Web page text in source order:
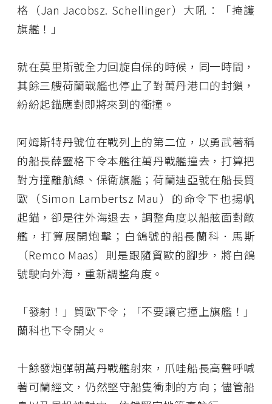
格（Jan Jacobsz. Schellinger）大吼：「掩護
旗艦！」
就在莫里斯號全力回旋自保的時候，同一時間，
其餘三艘荷蘭戰艦也停止了對萬丹港口的封鎖，
紛紛起錨應對即將來到的衝撞。
阿姆斯特丹號位在戰列上的第二位，以勇武著稱
的船長薛靈格下令本艦往萬丹戰艦撞去，打算把
對方撞離航線、保衛旗艦；荷蘭迪亞號在船長貿
歐（Simon Lambertsz Mau）的命令下也揚帆
起錨，卻是往外海退去，調整角度以船舷面對敵
艦，打算展開炮擊；白鴿號的船長蘭科．馬斯
（Remco Maas）則是跟隨貿歐的腳步，將白鴿
號駛向外海，重新調整角度。
「發射！」貿歐下令；「不要讓它撞上旗艦！」
蘭科也下令開火。
十餘發炮彈朝萬丹戰艦射來，爪哇船長高聲呼喊
著可蘭經文，仍然堅守船隻衝刺的方向；儘管船